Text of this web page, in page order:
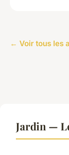
← Voir tous les
Jardin —